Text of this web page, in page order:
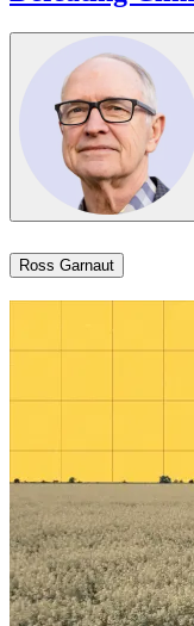
Ross Garnaut​​​​‌ ‍ ​‍​‍‌‍ ‌ ​‍‌‍‍‌‌‍‌ ‌‍‍‌‌‍ ‍​‍​‍​ ‍‍​‍​‍‌ ​ ‌‍​‌‌‍ ‍‌‍‍‌‌ ‌​‌ ‍‌​‍ ‍‌‍‍‌‌‍ ​‍​‍​‍ ​​‍​‍‌‍‍​‌ ​‍‌‍‌‌‌‍‌‍​‍​‍​ ‍‍​‍​‍‌‍‍​‌ ‌​‌ ‌​‌ ​​​ ‍‍​‍ ​‍ ‌‍ ​‌‍ ‌‍​ ‌‍​‌‌‍ ​‌‍‍​‌‍ ‌ ​ ‌ ‌​​ ‍‍​ ​ ​ ​ ​ ​ ​ ​ ​‍ ‌‍‍‌‌‍ ‍‌ ‌​‌‍‌‌‌‍ ‍‌ ‌​​‍ ‌‍‌‌‌‍‌​‌‍‍‌‌ ‌​​‍ ‌‍ ‌‌‍ ‌‍‌​‌‍‌‌​ ‌‌ ​​‌ ​‍‌‍‌‌‌ ​ ‌‍‌‌‌‍ ‍‌ ‌​‌‍​‌‌ ‌​‌‍‍‌‌‍ ‌‍ ‍​ ‍ ‌‍‍‌‌‍‌​​ ‌‌‍​‌​ ​ ‌‍‌‌‌‍​‌‌‍‌‍‌‍​‍​ ‌‌​ ​ ​‍ ‌‌‍​‌​ ‌‌​ ‌​​ ​‍​‍ ‌​ ‌​​ ​‌‌‍​‌​ ‌​​‍ ‌​ ‍​‌‍‌‍‌‍‌​‌‍‌‍​‍ ‌​ ​‍​ ​ ​ ‍​‌‍​ ‌‍​ ​ ‌‍​ ‍‌‌‍​‌​ ​ ‌‍‌​​ ​‍‌‍‌‌​ ‍ ‌ ‌​‌ ‍‌‌ ​​‌‍‌‌​ ‌‌‍​‌‌ ‌‌‌ ‌​‌‍‍​‌‍ ‌ ​‍​ ‍ ‌ ​​‌‍​‌‌ ‌​‌‍‍​​ ‌‌‍ ‍‌‍​‌‌‍ ‌‌‍‌‌​ ‌‍​‍‌‍​‌‌ ​ ‌‍‌‌‌‌‌‌‌ ​‍‌‍ ​​ ‌‌‍‍​‌ ‌​‌ ‌​‌ ​​​‍‌‌​ ​ ‌​​‌​‍‌‌​ ​‍‌​‌‍​‍‌‌​ ​‍‌​‌‍‌‍ ​‌‍ ‌‍​ ‌‍​‌‌‍ ​‌‍‍​‌‍ ‌ ​ ‌ ‌​​‍‌‌​ ​ ‌​​‌​ ​ ​ ​ ​ ​ ​ ​ ​‍‌‍‌‍‍‌‌‍‌​​ ‌‌‍​‌​ ​ ‌‍‌‌‌‍​‌‌‍‌‍‌‍​‍​ ‌‌​ ​ ​‍ ‌‌‍​‌​ ‌‌​ ‌​​ ​‍​‍ ‌​ ‌​​ ​‌‌‍​‌​ ‌​​‍ ‌​ ‍​‌‍‌‍‌‍‌​‌‍‌‍​‍ ‌​ ​‍​ ​ ​ ‍​‌‍​ ‌‍​ ​ ‌‍​ ‍‌‌‍​‌​ ​ ‌‍‌​​ ​‍‌‍‌‌​‍‌‍‌ ‌​‌ ‍‌‌ ​​‌‍‌‌​ ‌‌‍​‌‌ ‌‌‌ ‌​‌‍‍​‌‍ ‌ ​‍​‍‌‍‌ ​​‌‍​‌‌ ‌​‌‍‍​​ ‌‌‍ ‍‌‍​‌‌‍ ‌‌‍‌‌​‍‌‍‌ ​​‌‍‌‌‌ ​‍‌ ​ ‌ ​​‌‍‌‌‌‍​ ‌ ‌​‌‍‍‌‌ ‌‍‌‍‌‌​ ‌‌ ​​‌ ‌‌‌‍​‍‌‍ ​‌‍‍‌‌ ​ ‌‍‍​‌‍‌‌‌‍‌​​‍​‍‌ ‌